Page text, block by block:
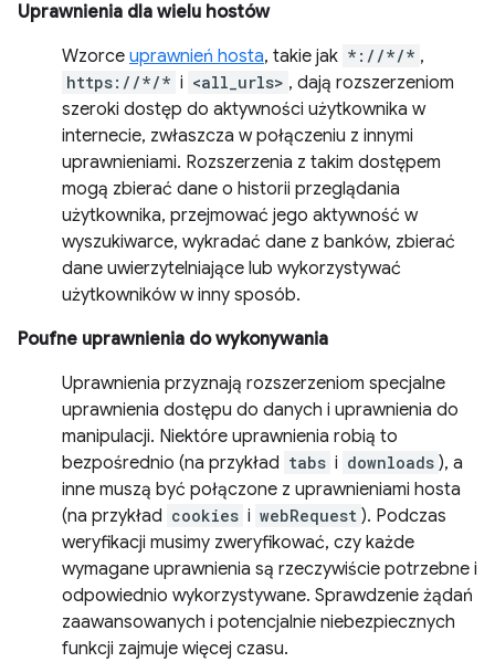
Uprawnienia dla wielu hostów
Wzorce uprawnień hosta, takie jak *://*/* ,
https://*/* i <all_urls> , dają rozszerzeniom
szeroki dostęp do aktywności użytkownika w
internecie, zwłaszcza w połączeniu z innymi
uprawnieniami. Rozszerzenia z takim dostępem
mogą zbierać dane o historii przeglądania
użytkownika, przejmować jego aktywność w
wyszukiwarce, wykradać dane z banków, zbierać
dane uwierzytelniające lub wykorzystywać
użytkowników w inny sposób.
Poufne uprawnienia do wykonywania
Uprawnienia przyznają rozszerzeniom specjalne
uprawnienia dostępu do danych i uprawnienia do
manipulacji. Niektóre uprawnienia robią to
bezpośrednio (na przykład tabs i downloads ), a
inne muszą być połączone z uprawnieniami hosta
(na przykład cookies i webRequest ). Podczas
weryfikacji musimy zweryfikować, czy każde
wymagane uprawnienia są rzeczywiście potrzebne i
odpowiednio wykorzystywane. Sprawdzenie żądań
zaawansowanych i potencjalnie niebezpiecznych
funkcji zajmuje więcej czasu.